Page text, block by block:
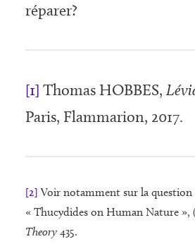
réparer?
[1] Thomas HOBBES,
Paris, Flammarion, 2017.
[2] Voir notamment sur la question
« Thucydides on Human Nature »,
Theory 435.